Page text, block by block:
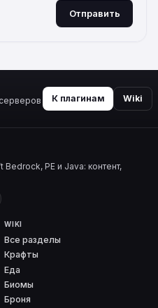
Отправить
К плагинам Wiki
PE и Java: контент,
WIKI
Все разделы
Крафты
Еда
Биомы
Броня